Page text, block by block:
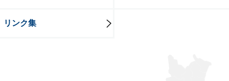
リンク集